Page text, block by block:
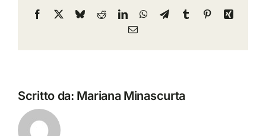
Facebook BlueskyRedditLinkedInWhatsApp
TelegramTumblr PinterestXing
Email
Scritto da: Mariana Minascurta